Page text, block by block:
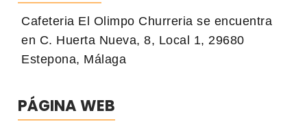
Cafeteria El Olimpo Churreria se encuentra
en C. Huerta Nueva, 8, Local 1, 29680
Estepona, Málaga
PÁGINA WEB